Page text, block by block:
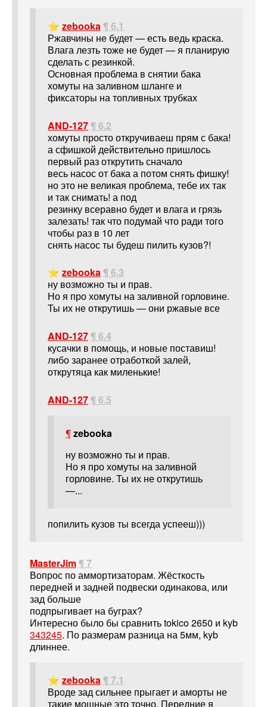
⭐ zebooka¶ 6.1
Ржавчины не будет — есть ведь краска.
Влага лезть тоже не будет — я планирую
сделать с резинкой.
Основная проблема в снятии бака
хомуты на заливном шланге и
фиксаторы на топливных трубках
AND-127¶ 6.2
хомуты просто откручиваеш прям с бака!
а сфишкой действительно пришлось
первый раз открутить сначало
весь насос от бака а потом снять фишку!
но это не великая проблема, тебе их так
и так снимать! а под
резинку всеравно будет и влага и грязь
залезать! так что подумай что ради того
чтобы раз в 10 лет
снять насос ты будеш пилить кузов?!
⭐ zebooka¶ 6.3
ну возможно ты и прав.
Но я про хомуты на заливной горловине.
Ты их не открутишь — они ржавые все
AND-127¶ 6.4
кусачки в помощь, и новые поставиш!
либо заранее отработкой залей,
открутяца как миленькие!
AND-127¶ 6.5
¶zebooka
ну возможно ты и прав.
Но я про хомуты на заливной
горловине. Ты их не открутишь
—...
попилить кузов ты всегда успееш)))
MasterJim¶ 7
Вопрос по аммортизаторам. Жёсткость
передней и задней подвески одинакова, или
зад больше
подпрыгивает на буграх?
Интересно было бы сравнить tokico 2650 и kyb
343245. По размерам разница на 5мм, kyb
длиннее.
⭐ zebooka¶ 7.1
Вроде зад сильнее прыгает и аморты не
такие мощные это точно. Передние я